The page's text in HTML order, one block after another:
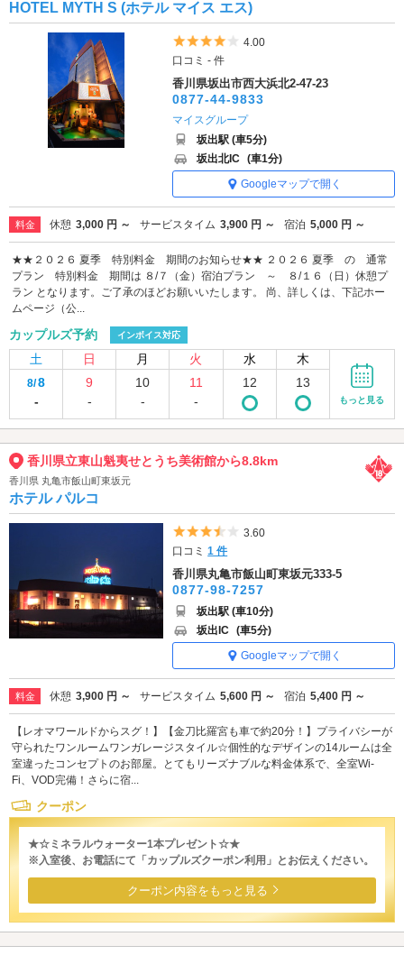
HOTEL MYTH S (ホテル マイス エス)
5つ星のうち4
4.00
口コミ - 件
香川県坂出市西大浜北2-47-23
0877-44-9833
マイスグループ
坂出駅 (車5分)
坂出北IC (車1分)
Googleマップで開く
料金 休憩 3,000 円 ～ サービスタイム 3,900 円 ～ 宿泊 5,000 円 ～
★★２０２６ 夏季 特別料金 期間のお知らせ★★ ２０２６ 夏季 の 通常
プラン 特別料金 期間は ８/７（金）宿泊プラン ～ ８/１６（日）休憩プ
ラン となります。ご了承のほどお願いいたします。 尚、詳しくは、下記ホー
ムページ（公...
カップルズ予約 インボイス対応
土 日 月 火 水 木
8/8
-
9
-
10
-
11
-
12 13
もっと見る
香川県立東山魁夷せとうち美術館から8.8km
香川県 丸亀市飯山町東坂元
ホテル パルコ
5つ星のうち3.5
3.60
口コミ1 件
香川県丸亀市飯山町東坂元333-5
0877-98-7257
坂出駅 (車10分)
坂出IC (車5分)
Googleマップで開く
料金 休憩 3,900 円 ～ サービスタイム 5,600 円 ～ 宿泊 5,400 円 ～
【レオマワールドからスグ！】【金刀比羅宮も車で約20分！】プライバシーが
守られたワンルームワンガレージスタイル☆個性的なデザインの14ルームは全
室違ったコンセプトのお部屋。とてもリーズナブルな料金体系で、全室Wi-
Fi、VOD完備！さらに宿...
クーポン
★☆ミネラルウォーター1本プレゼント☆★
※入室後、お電話にて「カップルズクーポン利用」とお伝えください。
クーポン内容をもっと見る